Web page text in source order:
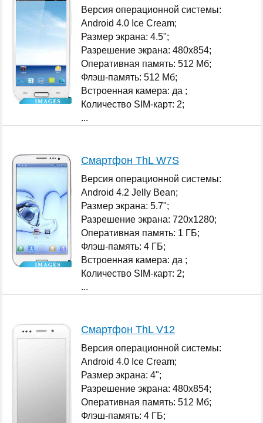
Версия операционной системы:
Android 4.0 Ice Cream;
Размер экрана: 4.5";
Разрешение экрана: 480x854;
Оперативная память: 512 Мб;
Флэш-память: 512 Мб;
Встроенная камера: да ;
Количество SIM-карт: 2;
...
Смартфон ThL W7S
Версия операционной системы:
Android 4.2 Jelly Bean;
Размер экрана: 5.7";
Разрешение экрана: 720x1280;
Оперативная память: 1 ГБ;
Флэш-память: 4 ГБ;
Встроенная камера: да ;
Количество SIM-карт: 2;
...
Смартфон ThL V12
Версия операционной системы:
Android 4.0 Ice Cream;
Размер экрана: 4";
Разрешение экрана: 480x854;
Оперативная память: 512 Мб;
Флэш-память: 4 ГБ;